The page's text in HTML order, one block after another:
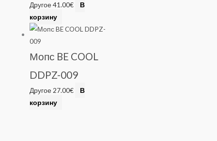
Другое41.00€
В
корзину
Мопс BE COOL
DDPZ-009
Другое 27.00€
В
корзину